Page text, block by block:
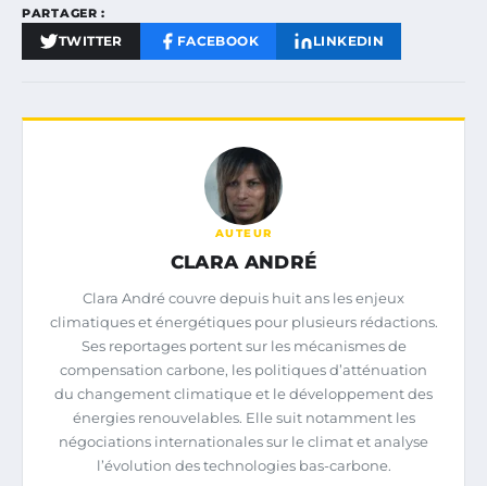
PARTAGER :
TWITTER FACEBOOK LINKEDIN
AUTEUR
CLARA ANDRÉ
Clara André couvre depuis huit ans les enjeux
climatiques et énergétiques pour plusieurs rédactions.
Ses reportages portent sur les mécanismes de
compensation carbone, les politiques d’atténuation
du changement climatique et le développement des
énergies renouvelables. Elle suit notamment les
négociations internationales sur le climat et analyse
l’évolution des technologies bas-carbone.